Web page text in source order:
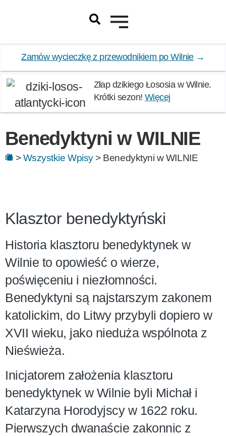
Zamów wycieczkę z przewodnikiem po Wilnie→
Złap dzikiego Łososia w Wilnie.
Krótki sezon! Więcej
Benedyktyni w WILNIE
>Wszystkie Wpisy> Benedyktyni w WILNIE
Klasztor benedyktyński
Historia klasztoru benedyktynek w
Wilnie to opowieść o wierze,
poświęceniu i niezłomności.
Benedyktyni są najstarszym zakonem
katolickim, do Litwy przybyli dopiero w
XVII wieku, jako nieduża wspólnota z
Nieświeża.
Inicjatorem założenia klasztoru
benedyktynek w Wilnie byli Michał i
Katarzyna Horodyjscy w 1622 roku.
Pierwszych dwanaście zakonnic z